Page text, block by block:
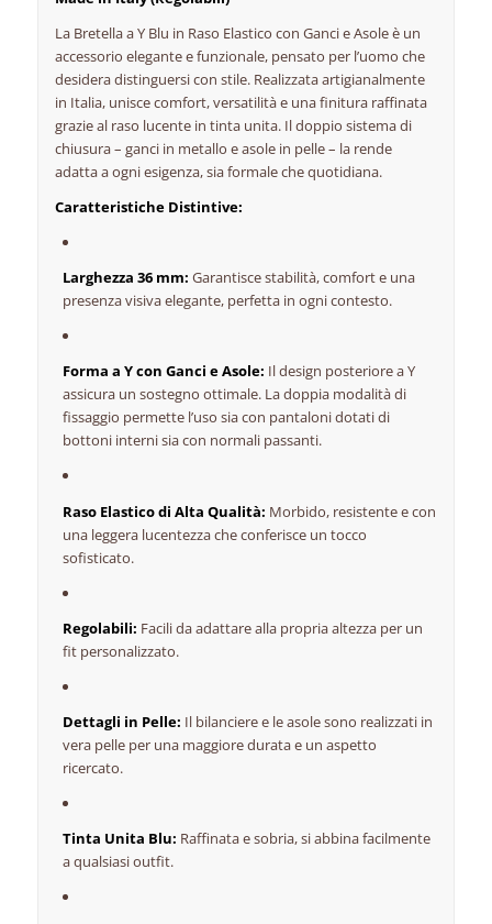
La Bretella a Y Blu in Raso Elastico con Ganci e Asole è un
accessorio elegante e funzionale, pensato per l’uomo che
desidera distinguersi con stile. Realizzata artigianalmente
in Italia, unisce comfort, versatilità e una finitura raffinata
grazie al raso lucente in tinta unita. Il doppio sistema di
chiusura – ganci in metallo e asole in pelle – la rende
adatta a ogni esigenza, sia formale che quotidiana.
Caratteristiche Distintive:
Larghezza 36 mm: Garantisce stabilità, comfort e una
presenza visiva elegante, perfetta in ogni contesto.
Forma a Y con Ganci e Asole: Il design posteriore a Y
assicura un sostegno ottimale. La doppia modalità di
fissaggio permette l’uso sia con pantaloni dotati di
bottoni interni sia con normali passanti.
Raso Elastico di Alta Qualità: Morbido, resistente e con
una leggera lucentezza che conferisce un tocco
sofisticato.
Regolabili: Facili da adattare alla propria altezza per un
fit personalizzato.
Dettagli in Pelle: Il bilanciere e le asole sono realizzati in
vera pelle per una maggiore durata e un aspetto
ricercato.
Tinta Unita Blu: Raffinata e sobria, si abbina facilmente
a qualsiasi outfit.